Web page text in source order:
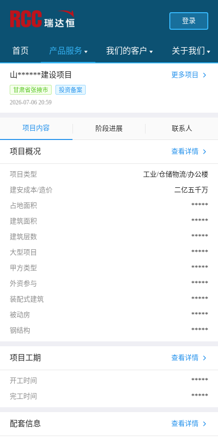
登录
首页 产品服务 我们的客户 关于我们
山******建设项目 更多项目
甘肃省张掖市
投资备案
2026-07-06 20:59
项目内容 阶段进展 联系人
项目概况 查看详情
项目类型 工业/仓储物流/办公楼
建安成本/造价 二亿五千万
占地面积 *****
建筑面积 *****
建筑层数 *****
大型项目 *****
甲方类型 *****
外资参与 *****
装配式建筑 *****
被动房 *****
钢结构 *****
项目工期 查看详情
开工时间 *****
完工时间 *****
配套信息 查看详情